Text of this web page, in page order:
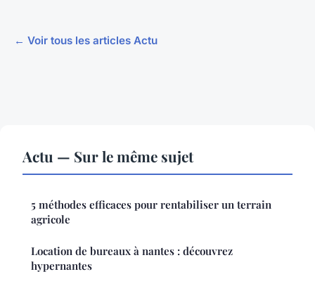
← Voir tous les articles Actu
Actu — Sur le même sujet
5 méthodes efficaces pour rentabiliser un terrain
agricole
Location de bureaux à nantes : découvrez
hypernantes